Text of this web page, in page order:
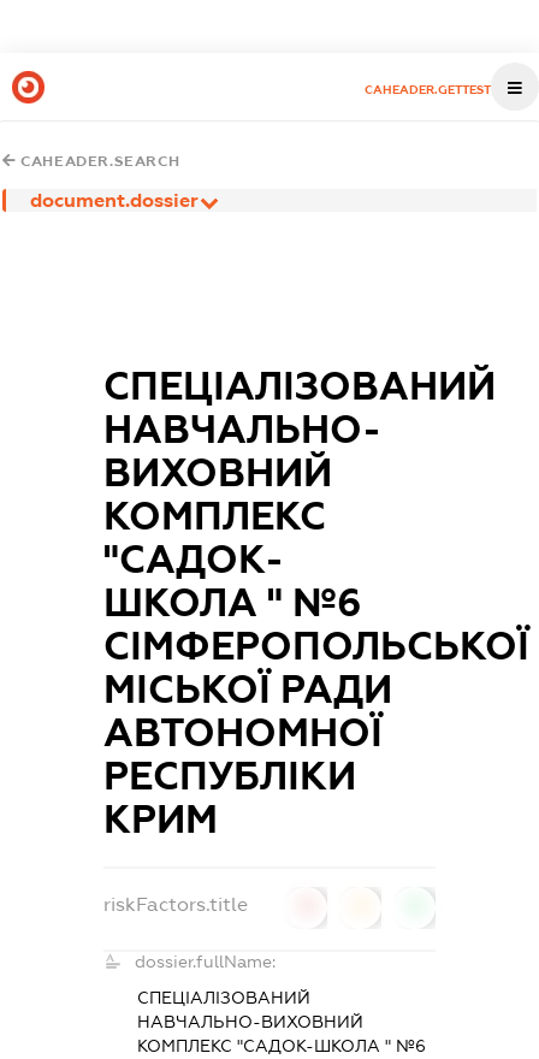
CAHEADER.GETTEST
CAHEADER.SEARCH
document.dossier
СПЕЦІАЛІЗОВАНИЙ
НАВЧАЛЬНО-
ВИХОВНИЙ
КОМПЛЕКС
"САДОК-
ШКОЛА " №6
СІМФЕРОПОЛЬСЬКОЇ
МІСЬКОЇ РАДИ
АВТОНОМНОЇ
РЕСПУБЛІКИ
КРИМ
riskFactors.title
dossier.fullName:
СПЕЦІАЛІЗОВАНИЙ
НАВЧАЛЬНО-ВИХОВНИЙ
КОМПЛЕКС "САДОК-ШКОЛА " №6